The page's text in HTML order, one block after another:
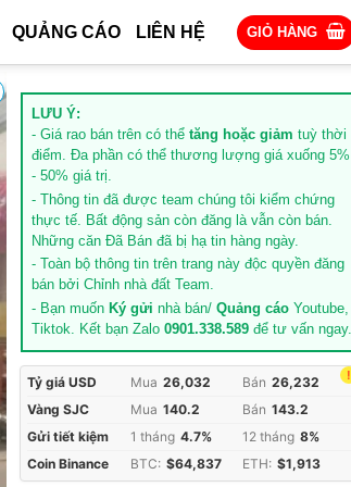
QUẢNG CÁO LIÊN HỆ GIỎ HÀNG
LƯU Ý:
- Giá rao bán trên có thể tăng hoặc giảm tuỳ thời
điểm. Đa phần có thể thương lượng giá xuống 5%
- 50% giá trị.
- Thông tin đã được team chúng tôi kiểm chứng
thực tế. Bất động sản còn đăng là vẫn còn bán.
Những căn Đã Bán đã bị hạ tin hàng ngày.
- Toàn bộ thông tin trên trang này độc quyền đăng
bán bởi Chỉnh nhà đất Team.
- Bạn muốn Ký gửi nhà bán/ Quảng cáo Youtube,
Tiktok. Kết bạn Zalo 0901.338.589 để tư vấn ngay.
!
Tỷ giá USD Mua 26,032 Bán 26,232
Vàng SJC
Mua 140.2 Bán 143.2
Gửi tiết kiệm
1 tháng 4.7% 12 tháng 8%
Coin Binance
BTC: $64,837 ETH: $1,913